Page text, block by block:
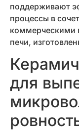
поддерживают
процессы в
коммерческими
печи,
для